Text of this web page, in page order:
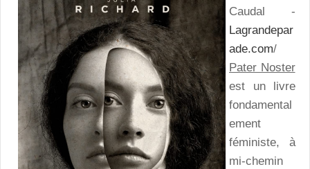
Caudal -
Lagrandepar
ade.com/
Pater Noster
est un livre
fondamental
ement
féministe, à
mi-chemin